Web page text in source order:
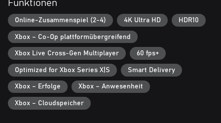
Funktionen
Online-Zusammenspiel (2-4) 4K Ultra HD HDR10
Xbox – Co-Op plattformübergreifend
Xbox Live Cross-Gen Multiplayer 60 fps+
Optimized for Xbox Series X|S Smart Delivery
Xbox – Erfolge Xbox – Anwesenheit
Xbox – Cloudspeicher